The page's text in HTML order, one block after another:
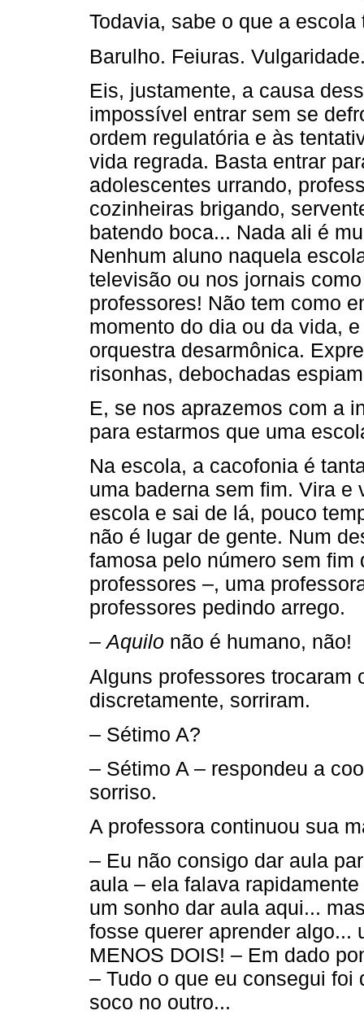
Todavia, sabe o que a escola
Barulho. Feiuras.
Eis, justamente, a causa
impossível entrar sem se
ordem regulatória e às
vida regrada. Basta entrar
adolescentes urrando,
cozinheiras brigando,
batendo boca... Nada ali é
Nenhum aluno naquela
televisão ou nos jornais
professores! Não tem como
momento do dia ou da vida,
orquestra desarmônica.
risonhas, debochadas
E, se nos aprazemos com a
para estarmos que uma
Na escola, a cacofonia é
uma baderna sem fim. Vira e
escola e sai de lá, pouco
não é lugar de gente. Num
famosa pelo número sem
professores –, uma
professores pedindo arrego.
–Aquilo não é humano, não!
Alguns professores trocaram
discretamente, sorriram.
– Sétimo A?
– Sétimo A – respondeu a
sorriso.
A professora continuou sua
– Eu não consigo dar aula
aula – ela falava
um sonho dar aula aqui...
fosse querer aprender algo...
MENOS DOIS! – Em dado
– Tudo o que eu consegui
soco no outro...